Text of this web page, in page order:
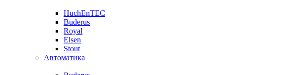
HuchEnTEC
Buderus
Royal
Elsen
Stout
Автоматика